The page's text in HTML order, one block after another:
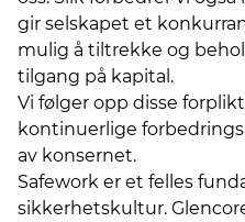
gir selskapet et
mulig å tiltrekke og
tilgang på kapital.
Vi følger opp disse
kontinuerlige
av konsernet.
Safework er et felles
sikkerhetskultur.